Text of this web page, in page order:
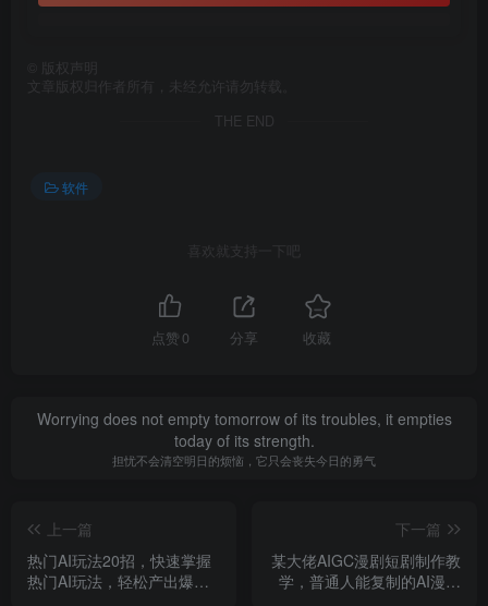
版权声明
文章版权归作者所有，未经允许请勿转载。
THE END
软件
喜欢就支持一下吧
点赞 0 分享 收藏
Worrying does not empty tomorrow of its troubles, it empties
today of its strength.
担忧不会清空明日的烦恼，它只会丧失今日的勇气
上一篇
热门AI玩法20招，快速掌握
热门AI玩法，轻松产出爆款
下一篇
某大佬AIGC漫剧短剧制作教
学，普通人能复制的AI漫剧